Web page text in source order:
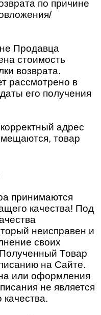
по причине
Продавца
стоимость
возврата.
рассмотрено в
его получения
адрес
товар
принимаются
качества! Под
неисправен и
своих
Товар
на Сайте.
или оформления
не является